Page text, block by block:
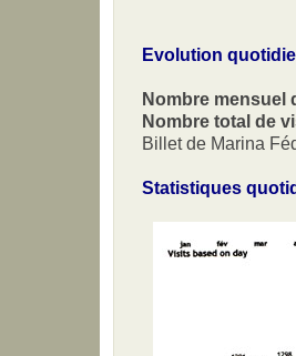
Evolution
Nombre mensuel
Nombre total de
Billet de Marina
Statistiques